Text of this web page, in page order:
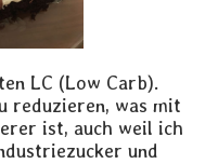
LC (Low Carb).
reduzieren, was mit
ist, auch weil ich
und